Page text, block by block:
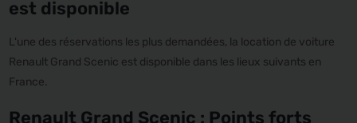
est disponible
L'une des réservations les plus demandées, la location de voiture
Renault Grand Scenic est disponible dans les lieux suivants en
France.
Renault Grand Scenic : Points forts